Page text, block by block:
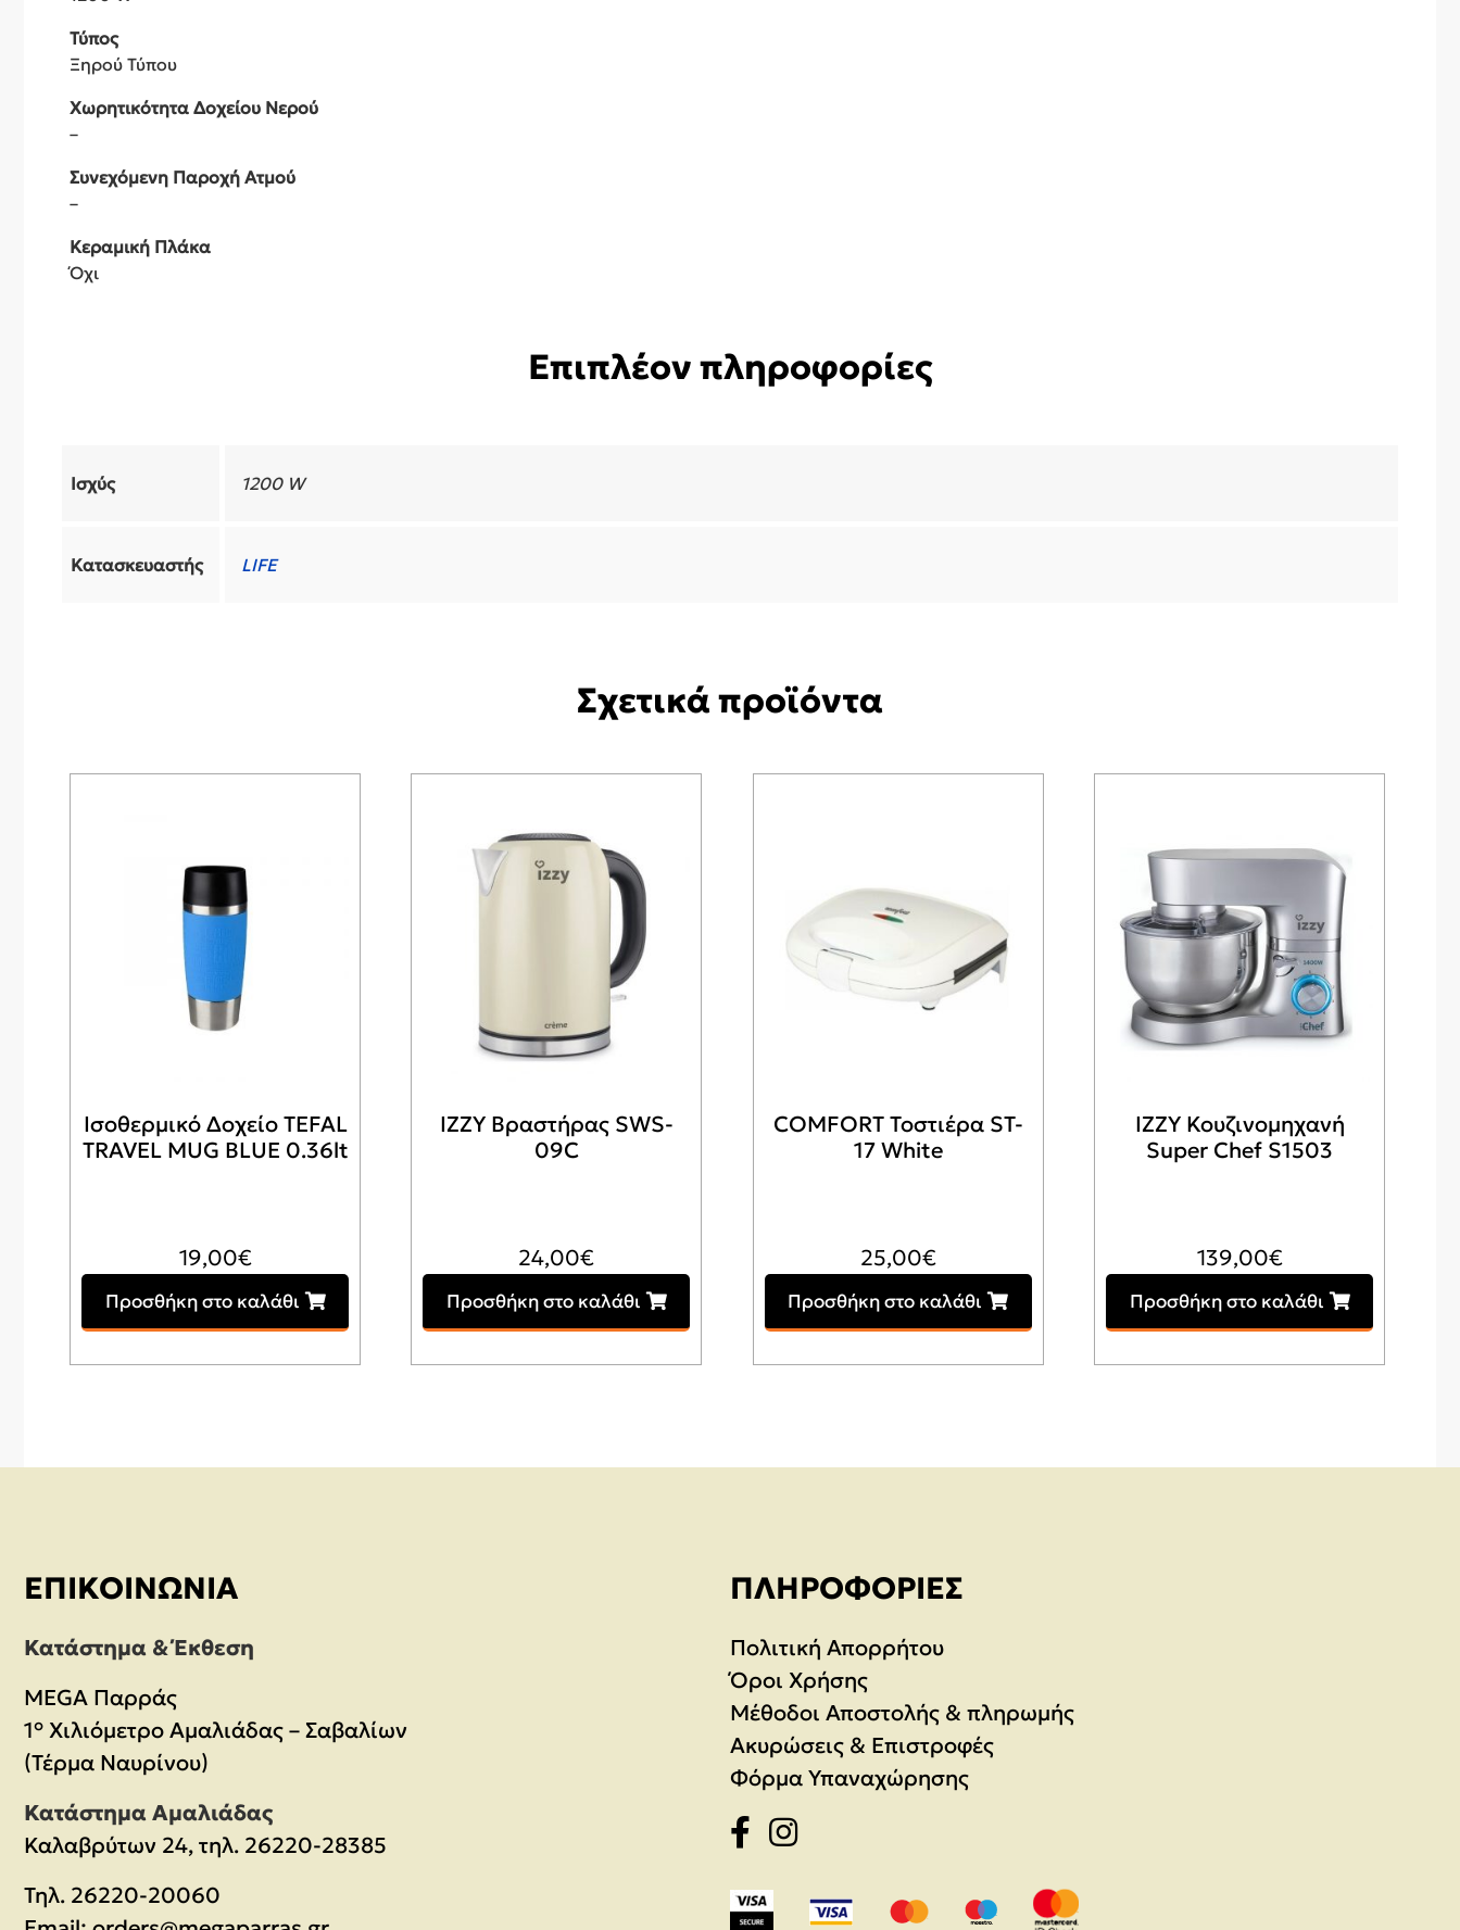
Τύπος
Ξηρού Τύπου
Χωρητικότητα Δοχείου Νερού
–
Συνεχόμενη Παροχή Ατμού
–
Κεραμική Πλάκα
Όχι
Επιπλέον πληροφορίες
Ισχύς 1200 W
Κατασκευαστής LIFE
Σχετικά προϊόντα
Ισοθερμικό Δοχείο TEFAL
TRAVEL MUG BLUE 0.36lt
19,00€
Προσθήκη στο καλάθι
IZZY Βραστήρας SWS-
09C
24,00€
Προσθήκη στο καλάθι
COMFORT Τοστιέρα ST-
17 White
25,00€
Προσθήκη στο καλάθι
IZZY Κουζινομηχανή
Super Chef S1503
139,00€
Προσθήκη στο καλάθι
ΕΠΙΚΟΙΝΩΝΊΑ
Κατάστημα & Έκθεση
MEGA Παρράς
1° Χιλιόμετρο Αμαλιάδας – Σαβαλίων
(Τέρμα Ναυρίνου)
Κατάστημα Αμαλιάδας
Καλαβρύτων 24, τηλ. 26220-28385
Τηλ. 26220-20060
ΠΛΗΡΟΦΟΡΊΕΣ
Πολιτική Απορρήτου
Όροι Χρήσης
Μέθοδοι Αποστολής & πληρωμής
Ακυρώσεις & Επιστροφές
Φόρμα Υπαναχώρησης